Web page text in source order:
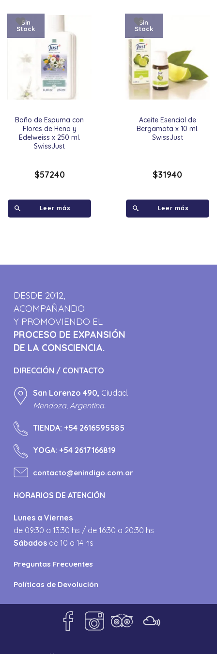
Baño de Espuma con
Flores de Heno y
Edelweiss x 250 ml.
SwissJust
Sin
Stock
$57240
Leer más
Aceite Esencial de
Bergamota x 10 ml.
SwissJust
Sin
Stock
$31940
Leer más
DESDE 2012,
ACOMPAÑANDO
Y PROMOVIENDO EL
PROCESO DE EXPANSIÓN
DE LA CONSCIENCIA.
DIRECCIÓN / CONTACTO
San Lorenzo 490, Ciudad.
Mendoza, Argentina.
TIENDA:+54 2616595585
YOGA:+54 2617166819
contacto@enindigo.com.ar
HORARIOS DE ATENCIÓN
Lunes a Viernes
de 09:30 a 13:30 hs / de 16:30 a 20:30 hs
Sábados de 10 a 14 hs
Preguntas Frecuentes
Políticas de Devolución